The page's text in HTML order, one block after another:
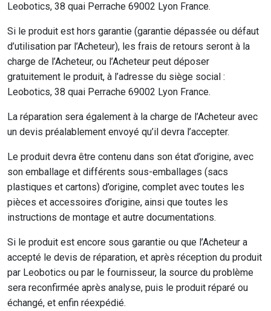
Leobotics, 38 quai Perrache 69002 Lyon France.
Si le produit est hors garantie (garantie dépassée ou défaut
d’utilisation par l’Acheteur), les frais de retours seront à la
charge de l’Acheteur, ou l’Acheteur peut déposer
gratuitement le produit, à l’adresse du siège social :
Leobotics, 38 quai Perrache 69002 Lyon France.
La réparation sera également à la charge de l’Acheteur avec
un devis préalablement envoyé qu’il devra l’accepter.
Le produit devra être contenu dans son état d’origine, avec
son emballage et différents sous-emballages (sacs
plastiques et cartons) d’origine, complet avec toutes les
pièces et accessoires d’origine, ainsi que toutes les
instructions de montage et autre documentations.
Si le produit est encore sous garantie ou que l’Acheteur a
accepté le devis de réparation, et après réception du produit
par Leobotics ou par le fournisseur, la source du problème
sera reconfirmée après analyse, puis le produit réparé ou
échangé, et enfin réexpédié.